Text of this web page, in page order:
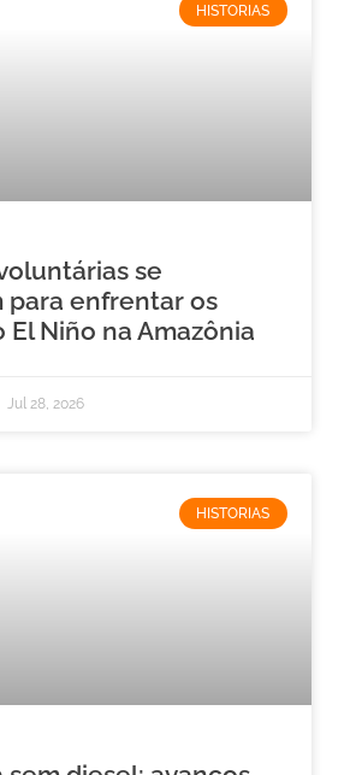
HISTORIAS
se
para enfrentar os
Niño na Amazônia
Jul 28, 2026
HISTORIAS